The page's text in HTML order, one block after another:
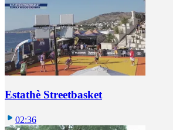
Estathè Streetbasket
02:36